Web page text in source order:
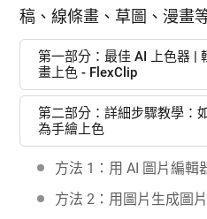
稿、線條畫、草圖、漫畫
第一部分：最佳 AI 上色器 |
畫上色 - FlexClip
第二部分：詳細步驟教學：
為手繪上色
方法 1：用 AI 圖片編輯
方法 2：用圖片生成圖